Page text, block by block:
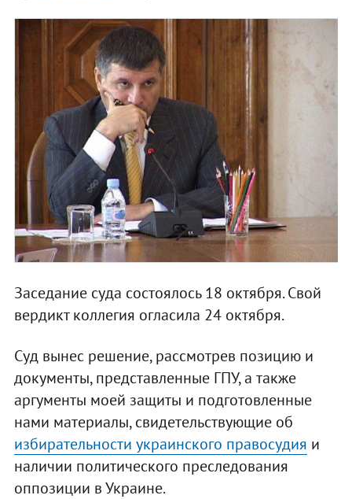
Заседание суда состоялось 18 октября. Свой
вердикт коллегия огласила 24 октября.
Суд вынес решение, рассмотрев позицию и
документы, представленные ГПУ, а также
аргументы моей защиты и подготовленные
нами материалы, свидетельствующие об
избирательности украинского правосудия и
наличии политического преследования
оппозиции в Украине.